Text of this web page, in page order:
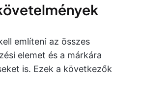
említeni az összes
elemet és a márkára
is. Ezek a következők